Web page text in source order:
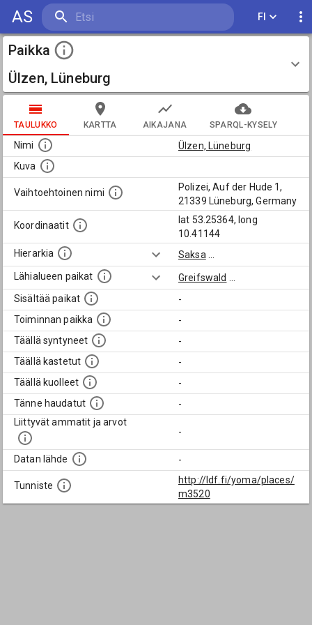
AS FI
Paikka
Ülzen, Lüneburg
TAULUKKO KARTTA AIKAJANA SPARQL-KYSELY
Nimi
Ülzen, Lüneburg
Kuva
Vaihtoehtoinen nimi
Polizei, Auf der Hude 1,
21339 Lüneburg, Germany
Koordinaatit
lat 53.25364, long
10.41144
Hierarkia
Saksa
Lähialueen paikat
Greifswald
Sisältää paikat
-
Toiminnan paikka
-
Täällä syntyneet
-
Täällä kastetut
-
Täällä kuolleet
-
Tänne haudatut
-
Liittyvät ammatit ja arvot
-
Datan lähde -
Tunniste
http://ldf.fi/yoma/places/
m3520